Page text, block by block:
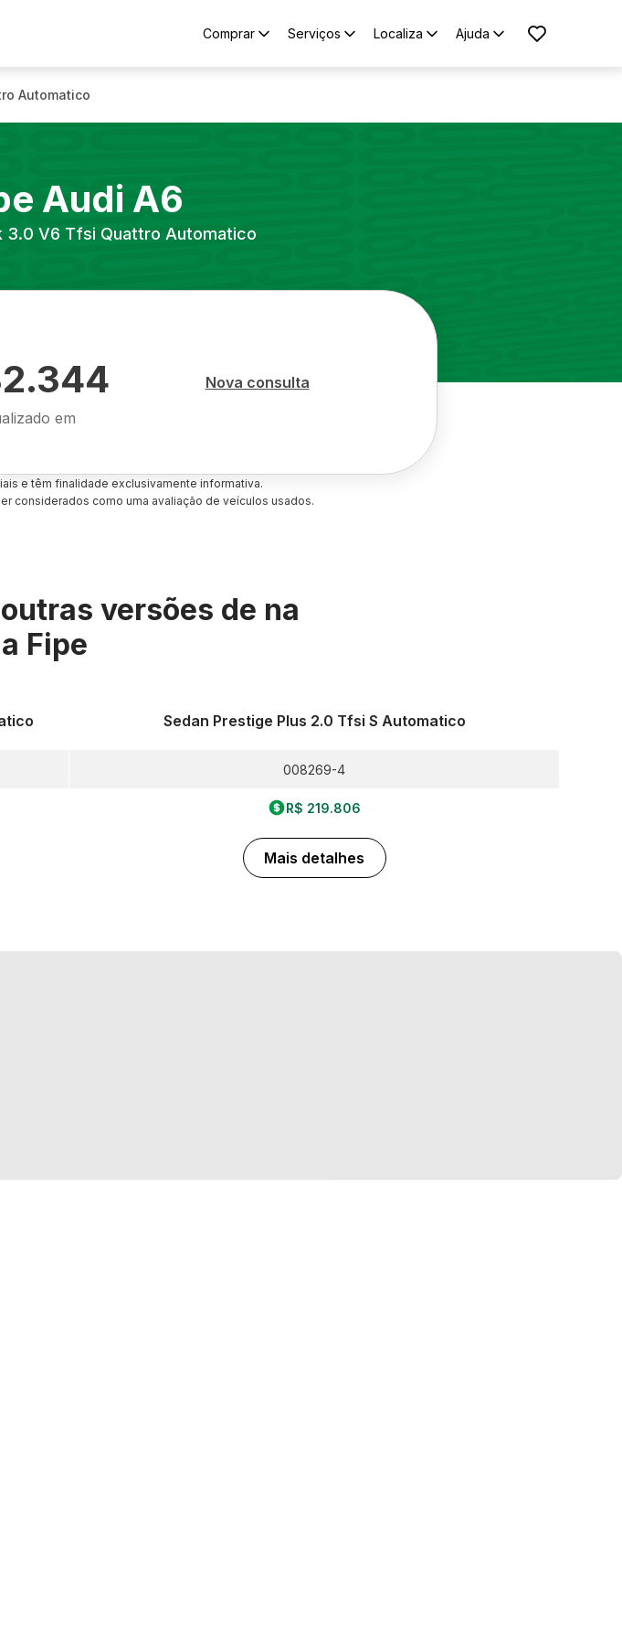
Comprar Serviços Localiza Ajuda
Automatico
Audi A6
3.0 V6 Tfsi Quattro Automatico
em
Nova consulta
e têm finalidade exclusivamente informativa.
considerados como uma avaliação de veículos usados.
versões de na
Fipe
Sedan Prestige Plus 2.0 Tfsi S Automatico
008269-4
R$ 219.806
Mais detalhes